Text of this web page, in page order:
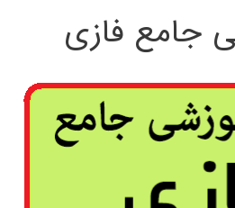
جامع فازی